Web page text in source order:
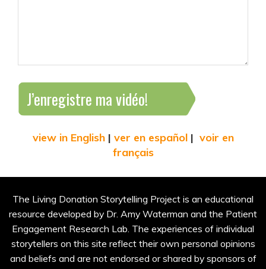
J’enregistre ma vidéo!
view in English| ver en español| voir en
français
The Living Donation Storytelling Project is an educational
resource developed by Dr. Amy Waterman and the Patient
Engagement Research Lab. The experiences of individual
storytellers on this site reflect their own personal opinions
and beliefs and are not endorsed or shared by sponsors of